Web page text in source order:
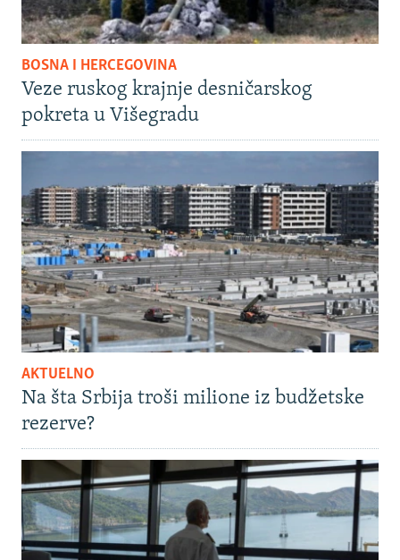
BOSNA I HERCEGOVINA
Veze ruskog krajnje desničarskog
pokreta u Višegradu
AKTUELNO
Na šta Srbija troši milione iz budžetske
rezerve?